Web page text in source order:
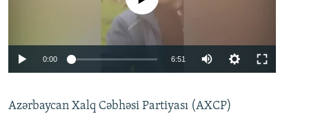
0:00 6:51
360p
Azərbaycan Xalq Cəbhəsi Partiyası (AXCP)